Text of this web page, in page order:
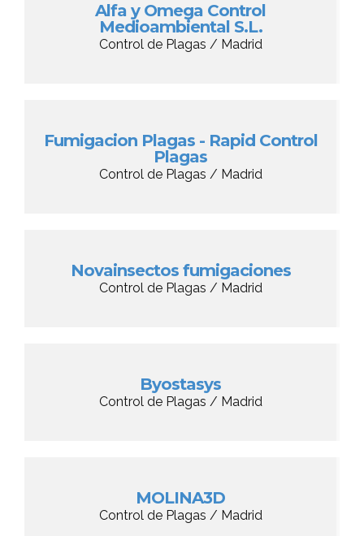
Alfa y Omega Control
Medioambiental S.L.
Control de Plagas / Madrid
Fumigacion Plagas - Rapid Control
Plagas
Control de Plagas / Madrid
Novainsectos fumigaciones
Control de Plagas / Madrid
Byostasys
Control de Plagas / Madrid
MOLINA3D
Control de Plagas / Madrid